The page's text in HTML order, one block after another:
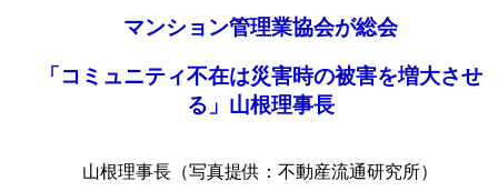
マンション管理業協会が総会
「コミュニティ不在は災害時の被害を増大させ
る」山根理事長
山根理事長（写真提供：不動産流通研究所）